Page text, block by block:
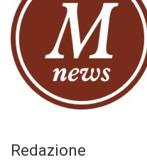
Redazione